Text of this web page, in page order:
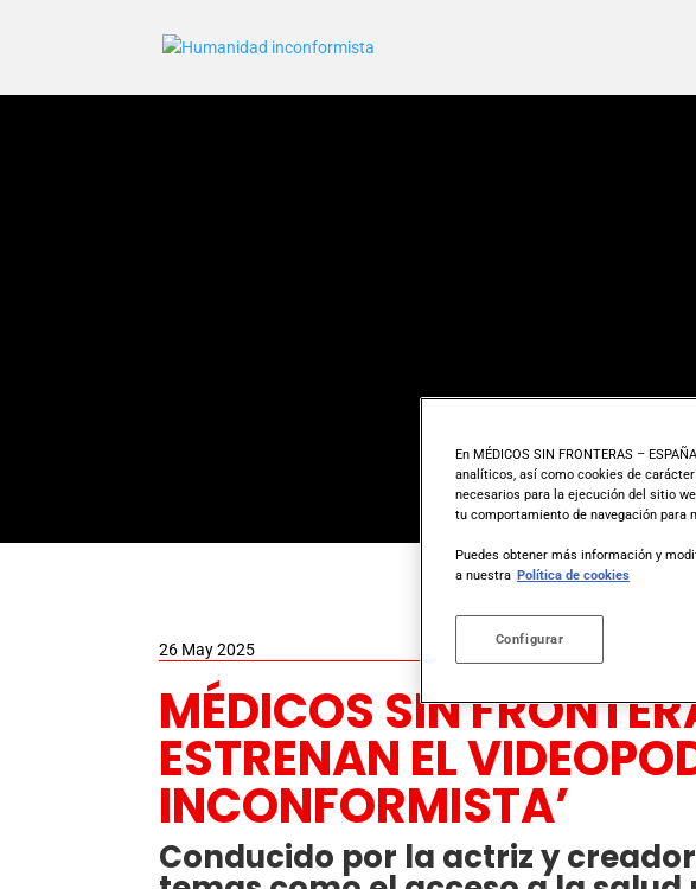
26 May 2025
MÉDICOS SIN
ESTRENAN EL
INCONFORMISTA’
Conducido por la actriz y
En MÉDICOS SIN FRONTERAS –
analíticos, así como cookies de
necesarios para la ejecución del sitio
tu comportamiento de navegación para
Puedes obtener más información y
a nuestra Política de cookies
Configurar